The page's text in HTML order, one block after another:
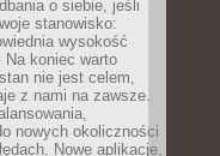
o siebie, jeśli
stanowisko:
wysokość
Na koniec warto
nie jest celem,
z nami na zawsze.
nowych okoliczności
Nowe aplikacje,